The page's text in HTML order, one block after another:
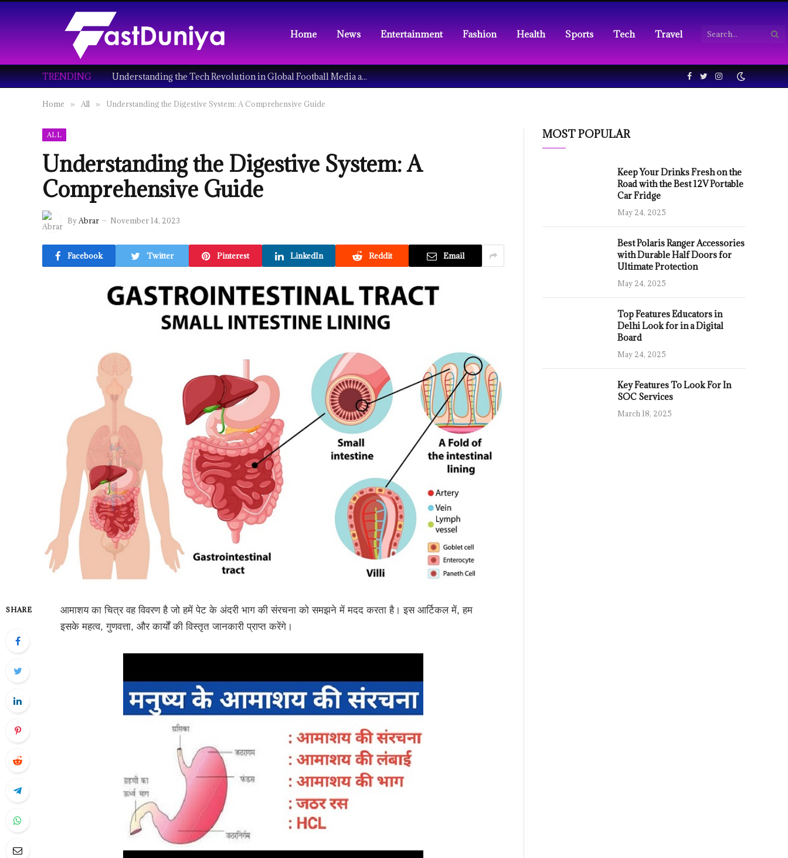
Home News Entertainment Fashion Health Sports Tech Travel
TRENDING Understanding the Tech Revolution in Global Football Media and Fan Culture Facebook
TwitterInstagram
Home » All » Understanding the Digestive System: A Comprehensive Guide
ALL
Understanding the Digestive System: A
Comprehensive Guide
ByAbrar November 14, 2023
Facebook Twitter Pinterest LinkedIn Reddit Email
SHARE
आमाशय का चित्र वह विवरण है जो हमें पेट के अंदरी भाग की संरचना को समझने में मदद करता है। इस आर्टिकल में, हम
इसके महत्व, गुणवत्ता, और कार्यों की विस्तृत जानकारी प्राप्त करेंगे।
MOST POPULAR
Keep Your Drinks Fresh on the
Road with the Best 12V Portable
Car Fridge
May 24, 2025
Best Polaris Ranger Accessories
with Durable Half Doors for
Ultimate Protection
May 24, 2025
Top Features Educators in
Delhi Look for in a Digital
Board
May 24, 2025
Key Features To Look For In
SOC Services
March 18, 2025